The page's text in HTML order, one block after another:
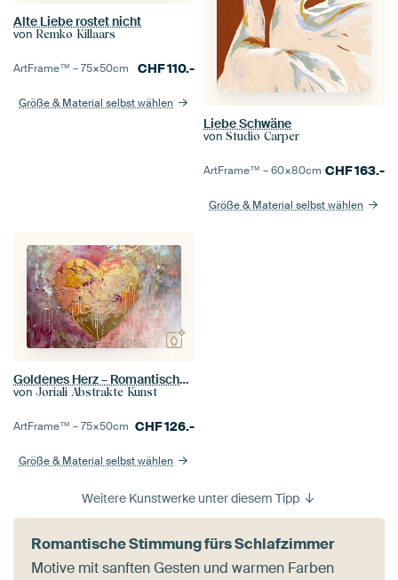
Alte Liebe rostet nicht
von Remko Killaars
ArtFrame™ –75×50cm CHF110.-
Größe & Material selbst wählen
Liebe Schwäne
von Studio Carper
ArtFrame™ –60×80cm CHF163.-
Größe & Material selbst wählen
Goldenes Herz – Romantisches abstraktes Gemälde in Rosa
von Joriali Abstrakte Kunst
ArtFrame™ –75×50cm CHF126.-
Größe & Material selbst wählen
Weitere Kunstwerke unter diesem Tipp
Romantische Stimmung fürs Schlafzimmer
Motive mit sanften Gesten und warmen Farben